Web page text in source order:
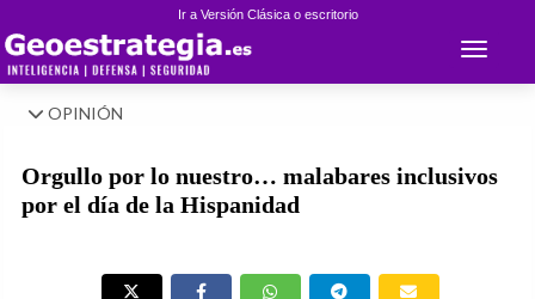
Ir a Versión Clásica o escritorio
Toggle
OPINIÓN
Orgullo por lo nuestro… malabares inclusivos
por el día de la Hispanidad